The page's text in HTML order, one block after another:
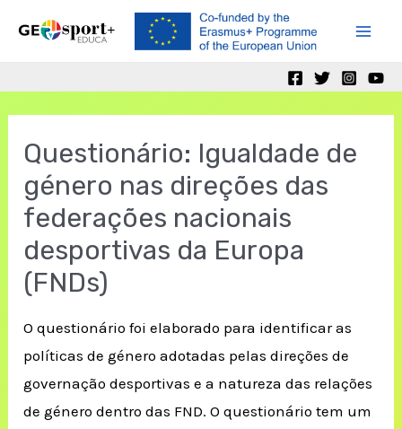
Questionário: Igualdade de
género nas direções das
federações nacionais
desportivas da Europa
(FNDs)
O questionário foi elaborado para identificar as
políticas de género adotadas pelas direções de
governação desportivas e a natureza das relações
de género dentro das FND. O questionário tem um